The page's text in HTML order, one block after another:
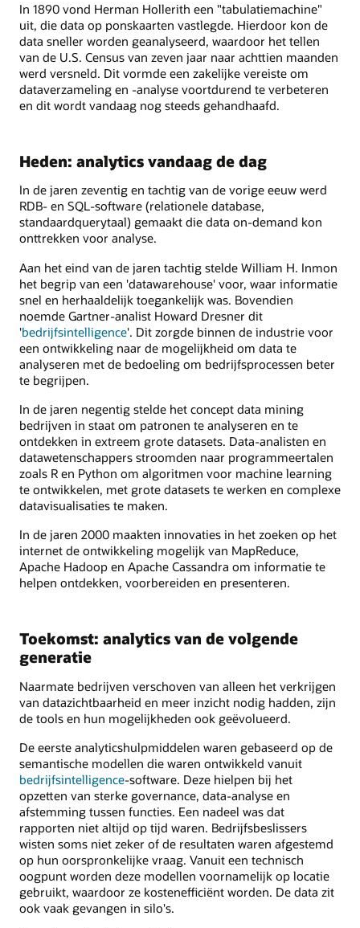
In 1890 vond Herman Hollerith een "tabulatiemachine"
uit, die data op ponskaarten vastlegde. Hierdoor kon de
data sneller worden geanalyseerd, waardoor het tellen
van de U.S. Census van zeven jaar naar achttien maanden
werd versneld. Dit vormde een zakelijke vereiste om
dataverzameling en -analyse voortdurend te verbeteren
en dit wordt vandaag nog steeds gehandhaafd.
Heden: analytics vandaag de dag
In de jaren zeventig en tachtig van de vorige eeuw werd
RDB- en SQL-software (relationele database,
standaardquerytaal) gemaakt die data on-demand kon
onttrekken voor analyse.
Aan het eind van de jaren tachtig stelde William H. Inmon
het begrip van een 'datawarehouse' voor, waar informatie
snel en herhaaldelijk toegankelijk was. Bovendien
noemde Gartner-analist Howard Dresner dit
'bedrijfsintelligence'. Dit zorgde binnen de industrie voor
een ontwikkeling naar de mogelijkheid om data te
analyseren met de bedoeling om bedrijfsprocessen beter
te begrijpen.
In de jaren negentig stelde het concept data mining
bedrijven in staat om patronen te analyseren en te
ontdekken in extreem grote datasets. Data-analisten en
datawetenschappers stroomden naar programmeertalen
zoals R en Python om algoritmen voor machine learning
te ontwikkelen, met grote datasets te werken en complexe
datavisualisaties te maken.
In de jaren 2000 maakten innovaties in het zoeken op het
internet de ontwikkeling mogelijk van MapReduce,
Apache Hadoop en Apache Cassandra om informatie te
helpen ontdekken, voorbereiden en presenteren.
Toekomst: analytics van de volgende
generatie
Naarmate bedrijven verschoven van alleen het verkrijgen
van datazichtbaarheid en meer inzicht nodig hadden, zijn
de tools en hun mogelijkheden ook geëvolueerd.
De eerste analyticshulpmiddelen waren gebaseerd op de
semantische modellen die waren ontwikkeld vanuit
bedrijfsintelligence-software. Deze hielpen bij het
opzetten van sterke governance, data-analyse en
afstemming tussen functies. Een nadeel was dat
rapporten niet altijd op tijd waren. Bedrijfsbeslissers
wisten soms niet zeker of de resultaten waren afgestemd
op hun oorspronkelijke vraag. Vanuit een technisch
oogpunt worden deze modellen voornamelijk op locatie
gebruikt, waardoor ze kostenefficiënt worden. De data zit
ook vaak gevangen in silo's.